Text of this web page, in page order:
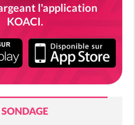
l'application
KOACI.
SONDAGE